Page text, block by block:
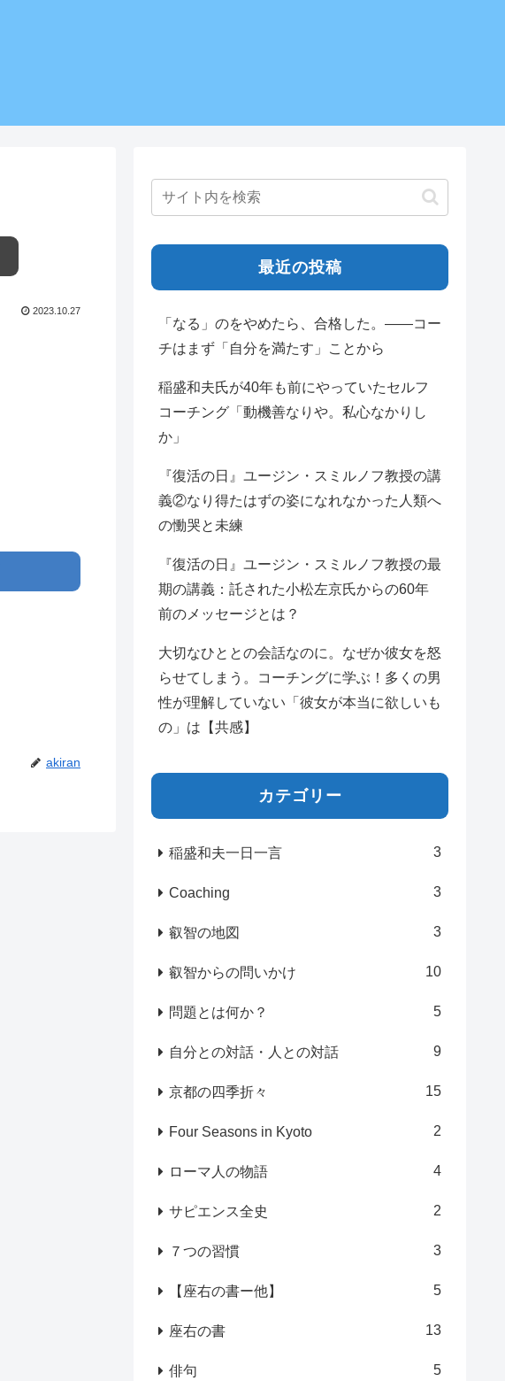
2023.10.27
akiran
最近の投稿
「なる」のをやめたら、合格した。——コー
チはまず「自分を満たす」ことから
稲盛和夫氏が40年も前にやっていたセルフ
コーチング「動機善なりや。私心なかりし
か」
『復活の日』ユージン・スミルノフ教授の講
義②なり得たはずの姿になれなかった人類へ
の慟哭と未練
『復活の日』ユージン・スミルノフ教授の最
期の講義：託された小松左京氏からの60年
前のメッセージとは？
大切なひととの会話なのに。なぜか彼女を怒
らせてしまう。コーチングに学ぶ！多くの男
性が理解していない「彼女が本当に欲しいも
の」は【共感】
カテゴリー
稲盛和夫一日一言 3
Coaching 3
叡智の地図 3
叡智からの問いかけ 10
問題とは何か？ 5
自分との対話・人との対話 9
京都の四季折々 15
Four Seasons in Kyoto 2
ローマ人の物語 4
サピエンス全史 2
７つの習慣 3
【座右の書ー他】 5
座右の書 13
俳句 5